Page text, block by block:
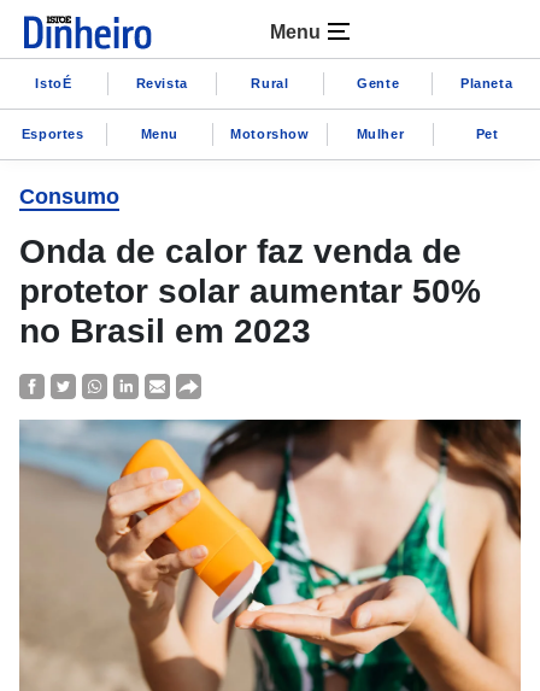
Menu
IstoÉ Revista Rural Gente Planeta
Esportes Menu Motorshow Mulher Pet
Consumo
Onda de calor faz venda de
protetor solar aumentar 50%
no Brasil em 2023